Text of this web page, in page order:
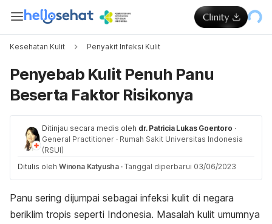
Kesehatan Kulit Penyakit Infeksi Kulit
Penyebab Kulit Penuh Panu
Beserta Faktor Risikonya
Ditinjau secara medis oleh dr. Patricia Lukas Goentoro ·
General Practitioner · Rumah Sakit Universitas Indonesia
(RSUI)
Ditulis oleh Winona Katyusha · Tanggal diperbarui 03/06/2023
Panu sering dijumpai sebagai infeksi kulit di negara
beriklim tropis seperti Indonesia. Masalah kulit umumnya